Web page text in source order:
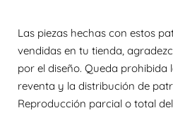
Las piezas hechas con estos
vendidas en tu tienda,
por el diseño. Queda prohibida
reventa y la distribución de
Reproducción parcial o total